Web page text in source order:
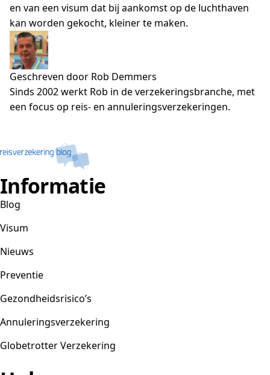
en van een visum dat bij aankomst op de luchthaven
kan worden gekocht, kleiner te maken.
Geschreven door Rob Demmers
Sinds 2002 werkt Rob in de verzekeringsbranche, met
een focus op reis- en annuleringsverzekeringen.
Informatie
Blog
Visum
Nieuws
Preventie
Gezondheidsrisico’s
Annuleringsverzekering
Globetrotter Verzekering